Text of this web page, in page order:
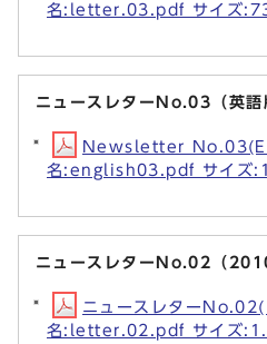
名:letter.03.pdf サイズ
ニュースレターNo.03（英語
Newsletter
名:english03.pdf サイズ
ニュースレターNo.02（
ニュースレターNo.02(
名:letter.02.pdf サイズ